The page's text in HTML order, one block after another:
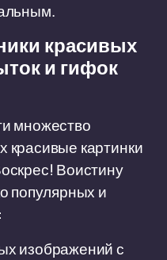
красивых
и гифок
множество
красивые картинки
Воистину
популярных и
изображений с